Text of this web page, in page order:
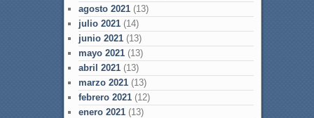
agosto 2021(13)
julio 2021(14)
junio 2021(13)
mayo 2021(13)
abril 2021(13)
marzo 2021(13)
febrero 2021(12)
enero 2021(13)